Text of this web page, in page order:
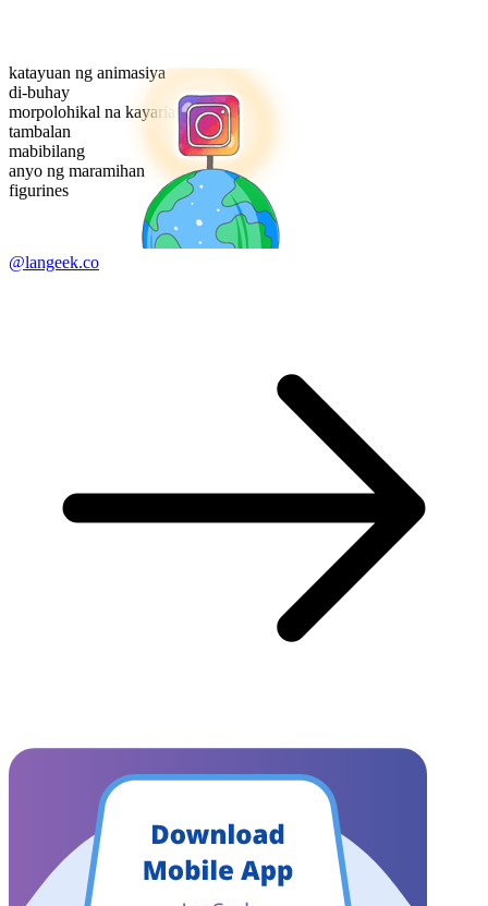
katayuan ng animasiya
di-buhay
morpolohikal na kayarian
tambalan
mabibilang
anyo ng maramihan
figurines
@langeek.co